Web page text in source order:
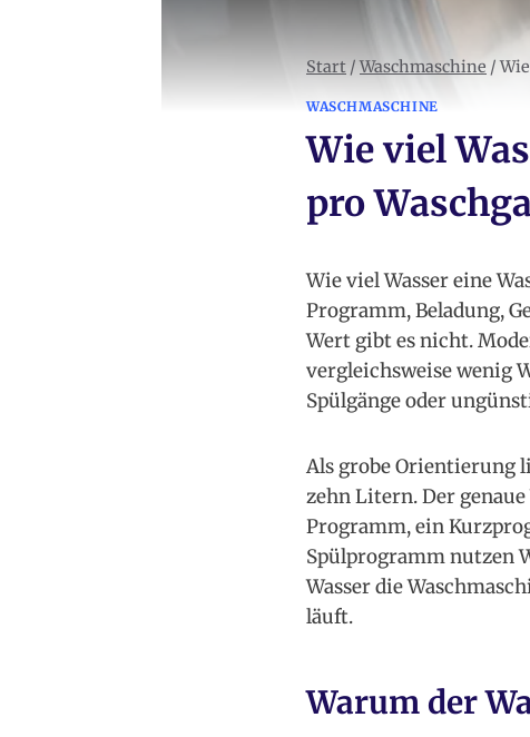
Start / Waschmaschine /
WASCHMASCHINE
Wie viel
pro
Wie viel Wasser eine
Programm, Beladung,
Wert gibt es nicht.
vergleichsweise wenig
Spülgänge oder
Als grobe Orientierung
zehn Litern. Der
Programm, ein
Spülprogramm nutzen
Wasser die
läuft.
Warum der